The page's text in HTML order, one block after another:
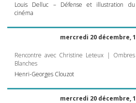
Louis Delluc – Défense et illustration du
cinéma
mercredi 20 décembre,
Rencontre avec Christine Leteux | Ombres
Blanches
Henri-Georges Clouzot
mercredi 20 décembre,